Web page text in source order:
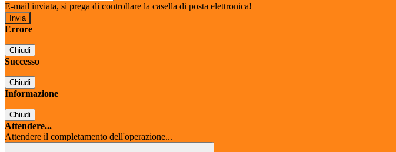
E-mail inviata, si prega di controllare la casella di posta elettronica!
Errore
Chiudi
Successo
Chiudi
Informazione
Chiudi
Attendere...
Attendere il completamento dell'operazione...